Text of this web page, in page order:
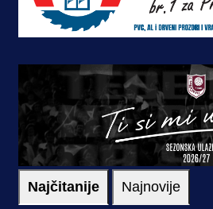
Najčitanije Najnovije